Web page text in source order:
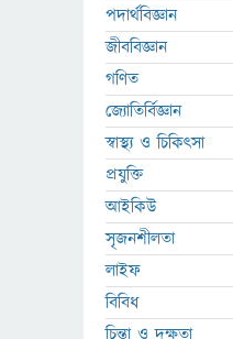
পদার্থবিজ্ঞান
জীববিজ্ঞান
গণিত
জ্যোতির্বিজ্ঞান
স্বাস্থ্য ও চিকিৎসা
প্রযুক্তি
আইকিউ
সৃজনশীলতা
লাইফ
বিবিধ
চিন্তা ও দক্ষতা